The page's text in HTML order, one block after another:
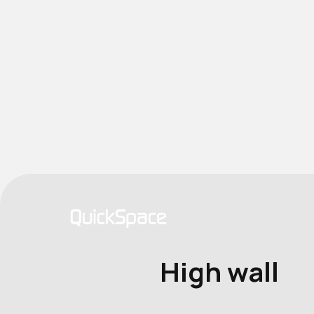
High wall